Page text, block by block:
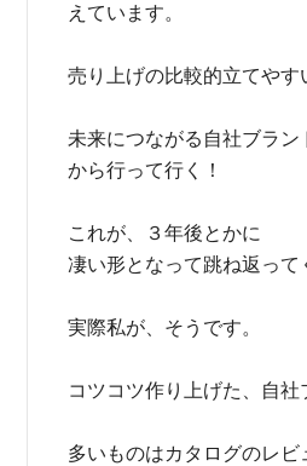
えています。
売り上げの比較的立てやす
未来につながる自社ブラン
から行って行く！
これが、３年後とかに
凄い形となって跳ね返って
実際私が、そうです。
コツコツ作り上げた、自
多いものはカタログのレビ